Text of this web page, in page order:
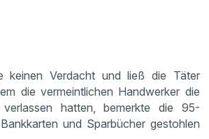
keinen Verdacht und ließ die Täter
die vermeintlichen Handwerker die
hatten, bemerkte die 95-
und Sparbücher gestohlen